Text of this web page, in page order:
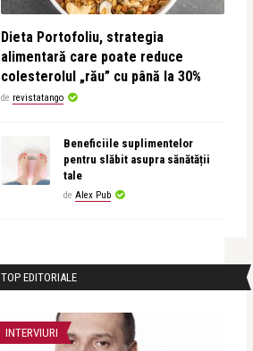
Dieta Portofoliu, strategia
alimentară care poate reduce
colesterolul „rău” cu până la 30%
de revistatango
Beneficiile suplimentelor
pentru slăbit asupra sănătății
tale
de Alex Pub
TOP EDITORIALE
INTERVIURI